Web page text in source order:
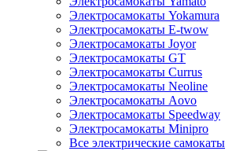
Электросамокаты Yokamura
Электросамокаты E-twow
Электросамокаты Joyor
Электросамокаты GT
Электросамокаты Currus
Электросамокаты Neoline
Электросамокаты Aovo
Электросамокаты Speedway
Электросамокаты Minipro
Все электрические самокаты